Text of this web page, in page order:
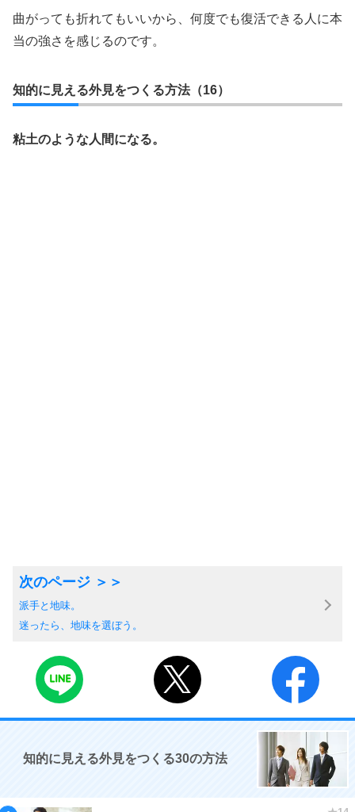
曲がっても折れてもいいから、何度でも復活できる人に本
当の強さを感じるのです。
知的に見える外見をつくる方法（16）
粘土のような人間になる。
派手と地味。
迷ったら、地味を選ぼう。
知的に見える外見をつくる30の方法